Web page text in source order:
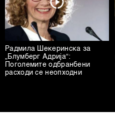
Радмила Шекеринска за
„Блумберг Адрија“:
Поголемите одбранбени
расходи се неопходни